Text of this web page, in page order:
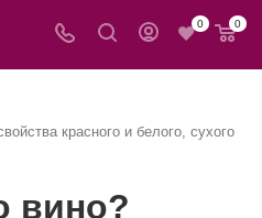
0 0
красного и белого, сухого
вино?